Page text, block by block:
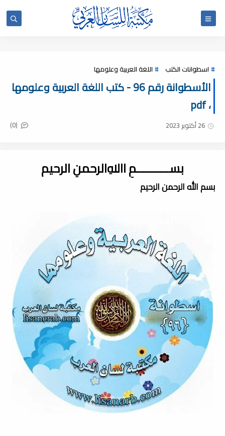
اسطوانات الكتب اللغة العربية وعلومها
الأسطوانة رقم 96 - كتب اللغة العربية وعلومها
، pdf
26 أكتوبر 2023 (0)
بســـــــــــمِ اﷲِالرحمنِ الرحيم
بسم الله الرحمن الرحيم